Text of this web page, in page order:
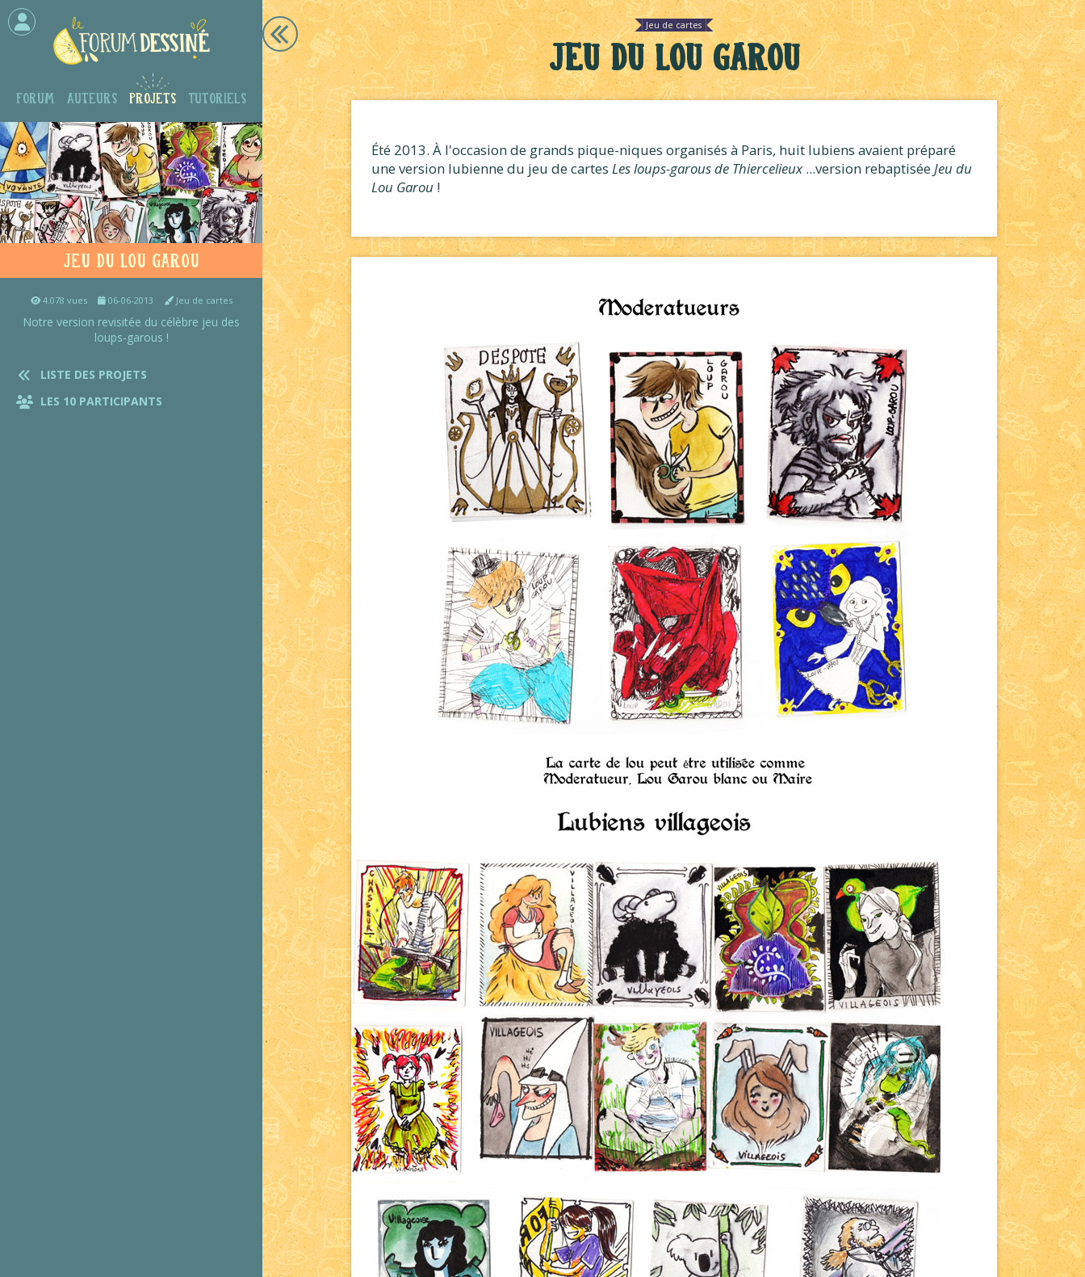
Forum Auteurs Projets Tutoriels
Jeu du Lou Garou
4.078 vues 06-06-2013 Jeu de cartes
Notre version revisitée du célèbre jeu des
loups-garous !
LISTE DES PROJETS
LES 10 PARTICIPANTS
Jeu de cartes
Jeu du Lou Garou
Été 2013. À l'occasion de grands pique-niques organisés à Paris, huit lubiens avaient préparé
une version lubienne du jeu de cartes Les loups-garous de Thiercelieux...version rebaptiséeJeu du
Lou Garou !